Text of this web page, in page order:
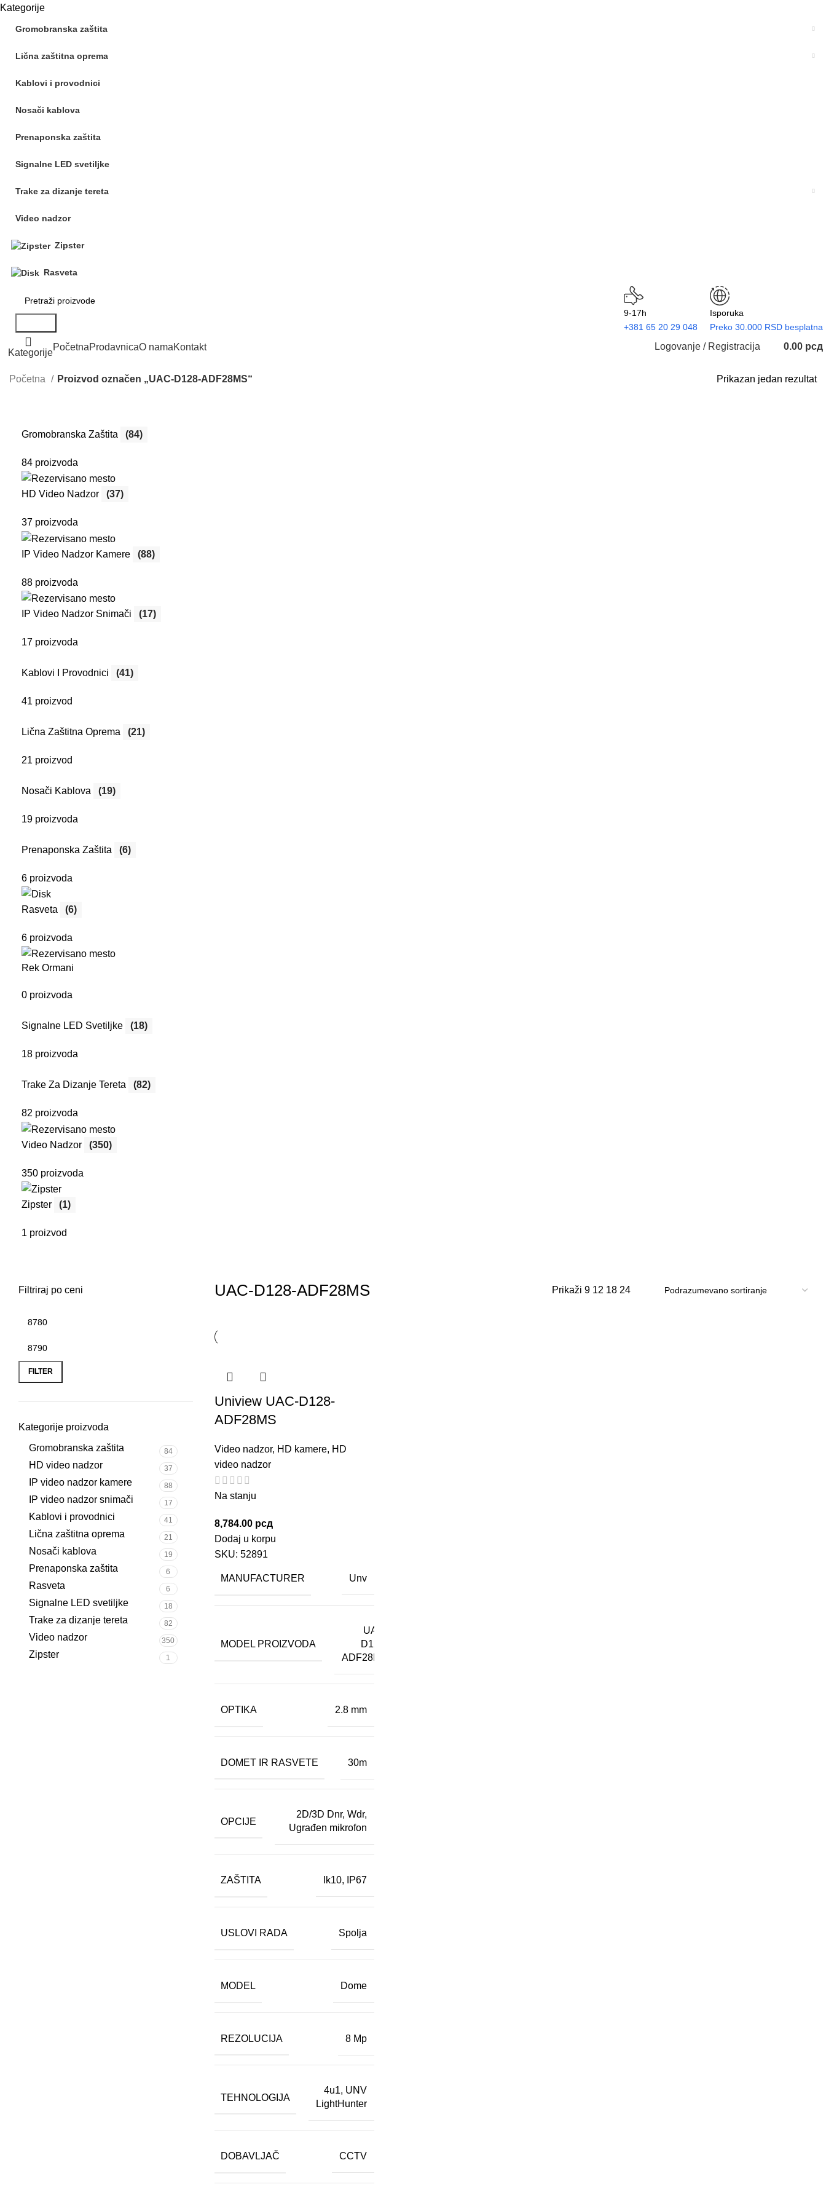
Kategorije
Gromobranska zaštita
Lična zaštitna oprema
Kablovi i provodnici
Nosači kablova
Prenaponska zaštita
Signalne LED svetiljke
Trake za dizanje tereta
Video nadzor
Zipster
Rasveta
9-17h
+381 65 20 29 048
Isporuka
Preko 30.000 RSD besplatna
Kategorije
PočetnaProdavnicaO namaKontakt Logovanje / Registracija 0.00 рсд
Početna Proizvod označen „UAC-D128-ADF28MS“ Prikazan jedan rezultat
Gromobranska Zaštita (84)
84 proizvoda
HD Video Nadzor (37)
37 proizvoda
IP Video Nadzor Kamere (88)
88 proizvoda
IP Video Nadzor Snimači (17)
17 proizvoda
Kablovi I Provodnici (41)
41 proizvod
Lična Zaštitna Oprema (21)
21 proizvod
Nosači Kablova (19)
19 proizvoda
Prenaponska Zaštita (6)
6 proizvoda
Rasveta (6)
6 proizvoda
Rek Ormani
0 proizvoda
Signalne LED Svetiljke (18)
18 proizvoda
Trake Za Dizanje Tereta (82)
82 proizvoda
Video Nadzor (350)
350 proizvoda
Zipster (1)
1 proizvod
Filtriraj po ceni
Minimalna
cena
Maksimalna
cena
FILTER
Kategorije proizvoda
Gromobranska zaštita
84
HD video nadzor 37
IP video nadzor kamere 88
IP video nadzor snimači 17
Kablovi i provodnici 41
Lična zaštitna oprema 21
Nosači kablova 19
Prenaponska zaštita 6
Rasveta 6
Signalne LED svetiljke 18
Trake za dizanje tereta 82
Video nadzor 350
Zipster 1
UAC-D128-ADF28MS Prikaži 9 12 18 24
Uniview UAC-D128-
ADF28MS
Video nadzor, HD kamere, HD
video nadzor
Na stanju
8,784.00 рсд
Dodaj u korpu
SKU: 52891
MANUFACTURER Unv
MODEL PROIZVODA
UAC-
D128-
ADF28MS
OPTIKA 2.8 mm
DOMET IR RASVETE 30m
OPCIJE
2D/3D Dnr, Wdr,
Ugrađen mikrofon
ZAŠTITA Ik10, IP67
USLOVI RADA Spolja
MODEL Dome
REZOLUCIJA 8 Mp
TEHNOLOGIJA
4u1, UNV
LightHunter
DOBAVLJAČ CCTV